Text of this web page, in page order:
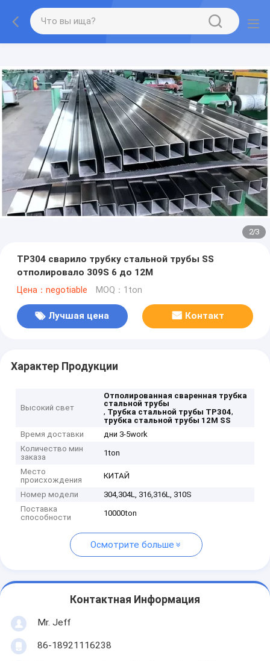
2/3
TP304 сварило трубку стальной трубы SS
отполировало 309S 6 до 12M
Цена：negotiable MOQ：1ton
Лучшая цена Контакт
Характер Продукции
Высокий свет
Отполированная сваренная трубка
стальной трубы
, Трубка стальной трубы TP304,
трубка стальной трубы 12M SS
Время доставки
дни 3-5work
Количество мин
заказа
1ton
Место
происхождения
КИТАЙ
Номер модели
304,304L, 316,316L, 310S
Поставка
способности
10000ton
Осмотрите больше
Контактная Информация
Mr. Jeff
86-18921116238